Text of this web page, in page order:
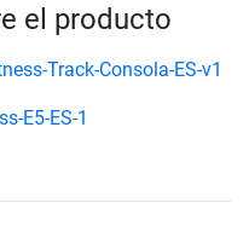
el producto
Track-Consola-ES-v1
E5-ES-1